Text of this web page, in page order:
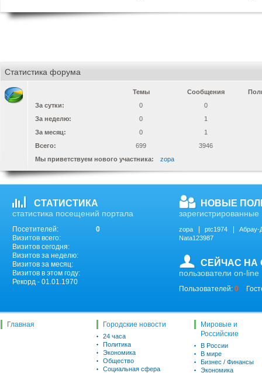
Статистика форума
Темы Сообщения
За сутки:
0
0
За неделю:
0
1
За месяц:
0
1
Всего:
699
3946
Мы приветствуем нового участника:
zopa
СТАТИСТИКА
статистика посещений портала
Посетителей:
0
Визитов всего:
Визитов сегодня:
Визитов за неделю:
Визитов за месяц:
Визитов в этом году:
Рекорд - 01.01.1970
НОВЫЕ
зарегистрированные
zopa ptc1974
Абрау-
Nata123987
СЕЙЧАС НА
пользователи on-line
Пользователей: 0
Главная Городские новости
24 часа
Политика
Экономика
Общество
Социальная сфера
Мировые и
Российские
В России
В мире
Бизнес / Финансы
Экономика